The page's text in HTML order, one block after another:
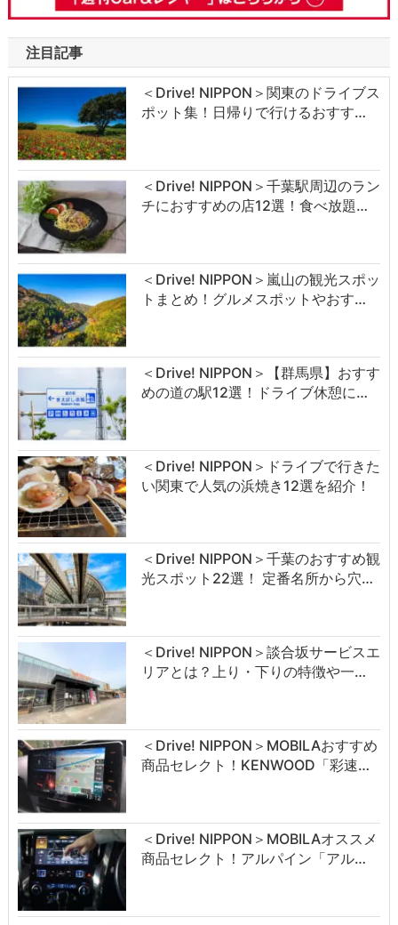
注目記事
＜Drive! NIPPON＞関東のドライブス
ポット集！日帰りで行けるおすす…
＜Drive! NIPPON＞千葉駅周辺のラン
チにおすすめの店12選！食べ放題…
＜Drive! NIPPON＞嵐山の観光スポッ
トまとめ！グルメスポットやおす…
＜Drive! NIPPON＞【群馬県】おすす
めの道の駅12選！ドライブ休憩に…
＜Drive! NIPPON＞ドライブで行きた
い関東で人気の浜焼き12選を紹介！
＜Drive! NIPPON＞千葉のおすすめ観
光スポット22選！ 定番名所から穴…
＜Drive! NIPPON＞談合坂サービスエ
リアとは？上り・下りの特徴や一…
＜Drive! NIPPON＞MOBILAおすすめ
商品セレクト！KENWOOD「彩速…
＜Drive! NIPPON＞MOBILAオススメ
商品セレクト！アルパイン「アル…